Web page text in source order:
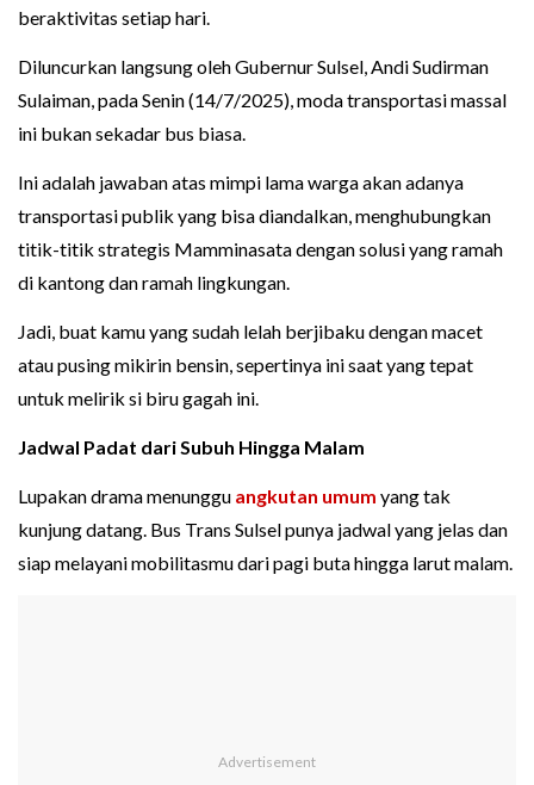
beraktivitas setiap hari.
Diluncurkan langsung oleh Gubernur Sulsel, Andi Sudirman
Sulaiman, pada Senin (14/7/2025), moda transportasi massal
ini bukan sekadar bus biasa.
Ini adalah jawaban atas mimpi lama warga akan adanya
transportasi publik yang bisa diandalkan, menghubungkan
titik-titik strategis Mamminasata dengan solusi yang ramah
di kantong dan ramah lingkungan.
Jadi, buat kamu yang sudah lelah berjibaku dengan macet
atau pusing mikirin bensin, sepertinya ini saat yang tepat
untuk melirik si biru gagah ini.
Jadwal Padat dari Subuh Hingga Malam
Lupakan drama menunggu angkutan umum yang tak
kunjung datang. Bus Trans Sulsel punya jadwal yang jelas dan
siap melayani mobilitasmu dari pagi buta hingga larut malam.